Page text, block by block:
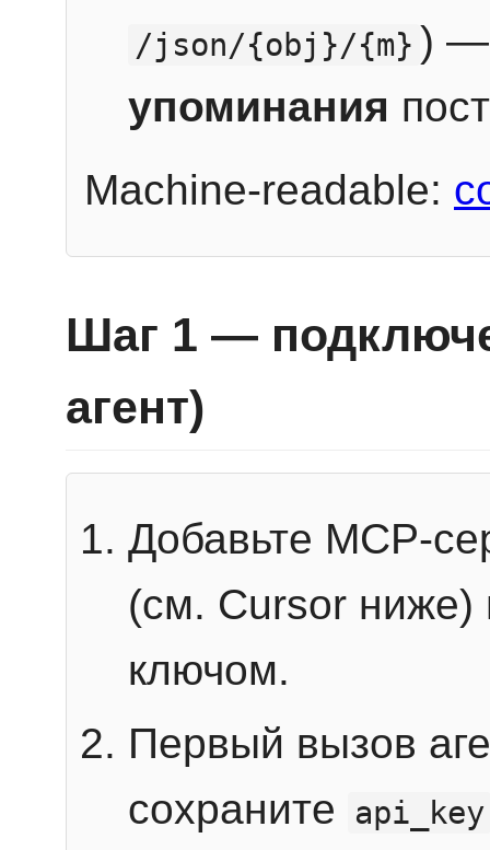
/json/{obj}/{m} ) —
упоминания
Machine-readable:
Шаг 1 —
агент)
Добавьте MCP-
(см. Cursor ниже)
ключом.
Первый вызов
сохраните
api_key